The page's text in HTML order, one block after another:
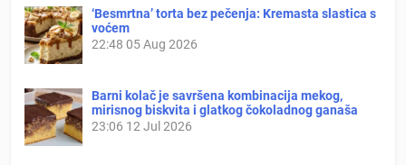
‘Besmrtna’ torta bez pečenja: Kremasta slastica s
voćem
22:48 05 Aug 2026
Barni kolač je savršena kombinacija mekog,
mirisnog biskvita i glatkog čokoladnog ganaša
23:06 12 Jul 2026